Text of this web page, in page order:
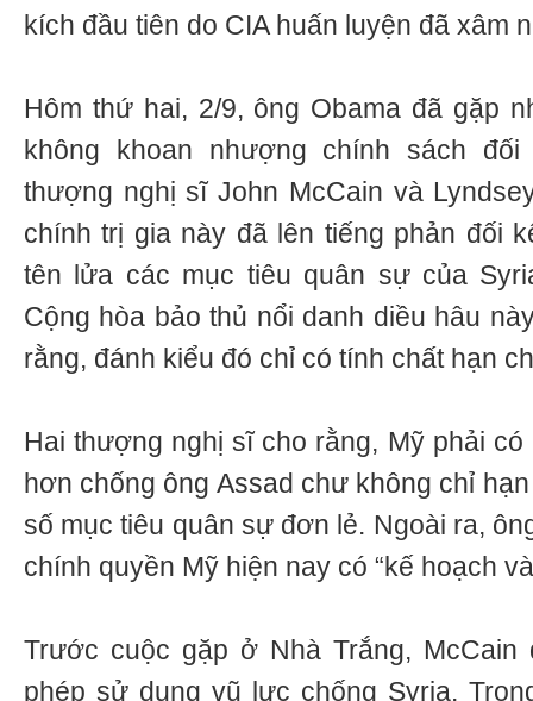
kích đầu tiên do CIA huấn luyện đã xâm
Hôm thứ hai, 2/9, ông Obama đã gặp
không khoan nhượng chính sách
thượng nghị sĩ John McCain và
chính trị gia này đã lên tiếng phản đối
tên lửa các mục tiêu quân sự của
Cộng hòa bảo thủ nổi danh diều hâu
rằng, đánh kiểu đó chỉ có tính chất hạn
Hai thượng nghị sĩ cho rằng, Mỹ phải
hơn chống ông Assad chư không chỉ
số mục tiêu quân sự đơn lẻ. Ngoài ra,
chính quyền Mỹ hiện nay có “kế hoạch
Trước cuộc gặp ở Nhà Trắng,
phép sử dụng vũ lực chống Syria.